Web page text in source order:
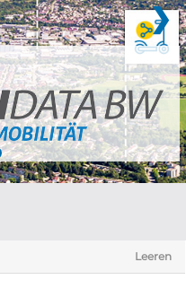
❯
Leeren